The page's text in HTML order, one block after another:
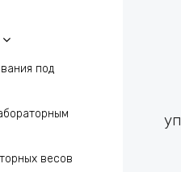
под
весов